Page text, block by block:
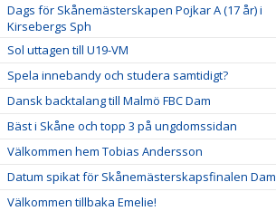
Dags för Skånemästerskapen Pojkar A (17 år) i
Kirsebergs Sph
Sol uttagen till U19-VM
Spela innebandy och studera samtidigt?
Dansk backtalang till Malmö FBC Dam
Bäst i Skåne och topp 3 på ungdomssidan
Välkommen hem Tobias Andersson
Datum spikat för Skånemästerskapsfinalen Dam
Välkommen tillbaka Emelie!